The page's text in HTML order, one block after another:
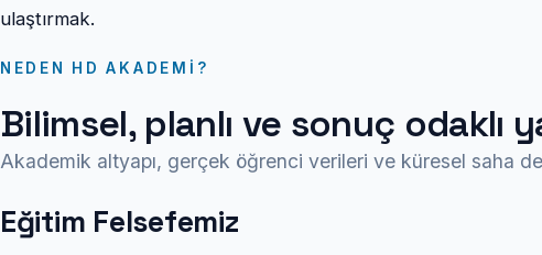
ulaştırmak.
NEDEN HD AKADEMI?
Bilimsel, planlı ve sonuç odaklı
Akademik altyapı, gerçek öğrenci verileri ve küresel saha
Eğitim Felsefemiz